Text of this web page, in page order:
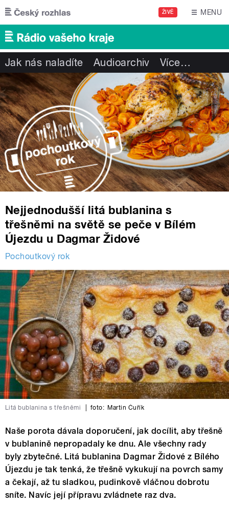
Přejít k hlavnímu obsahu
ŽIVĚ MENU
Jak nás naladíte Audioarchiv Více…
Nejjednodušší litá bublanina s
třešněmi na světě se peče v Bílém
Újezdu u Dagmar Židové
Pochoutkový rok
Litá bublanina s třešněmi foto: Martin Čuřík
Naše porota dávala doporučení, jak docílit, aby třešně
v bublanině nepropadaly ke dnu. Ale všechny rady
byly zbytečné. Litá bublanina Dagmar Židové z Bílého
Újezdu je tak tenká, že třešně vykukují na povrch samy
a čekají, až tu sladkou, pudinkově vláčnou dobrotu
sníte. Navíc její přípravu zvládnete raz dva.